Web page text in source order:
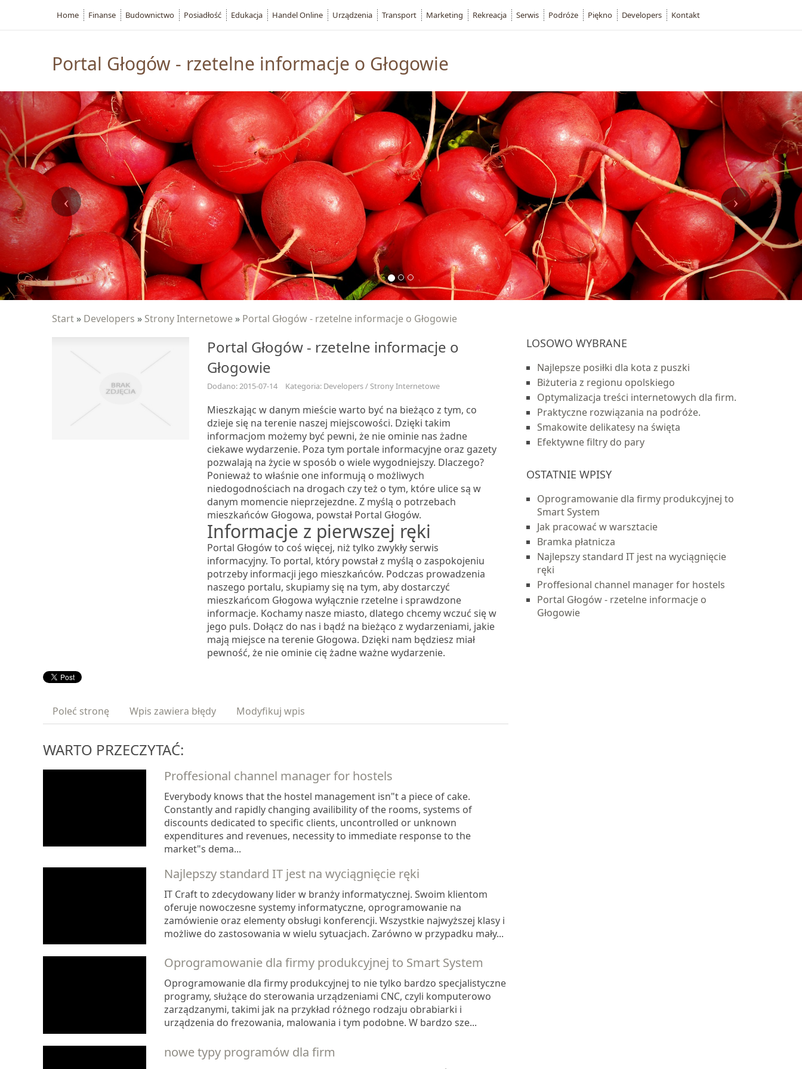
Portal Głogów - rzetelne informacje o Głogowie
Start » Developers » Strony Internetowe » Portal Głogów - rzetelne informacje o Głogowie
Portal Głogów - rzetelne informacje o
Głogowie
Dodano: 2015-07-14 Kategoria: Developers / Strony Internetowe
Mieszkając w danym mieście warto być na bieżąco z tym, co
dzieje się na terenie naszej miejscowości. Dzięki takim
informacjom możemy być pewni, że nie ominie nas żadne
ciekawe wydarzenie. Poza tym portale informacyjne oraz gazety
pozwalają na życie w sposób o wiele wygodniejszy. Dlaczego?
Ponieważ to właśnie one informują o możliwych
niedogodnościach na drogach czy też o tym, które ulice są w
danym momencie nieprzejezdne. Z myślą o potrzebach
mieszkańców Głogowa, powstał Portal Głogów.
Informacje z pierwszej ręki
Portal Głogów to coś więcej, niż tylko zwykły serwis
informacyjny. To portal, który powstał z myślą o zaspokojeniu
potrzeby informacji jego mieszkańców. Podczas prowadzenia
naszego portalu, skupiamy się na tym, aby dostarczyć
mieszkańcom Głogowa wyłącznie rzetelne i sprawdzone
informacje. Kochamy nasze miasto, dlatego chcemy wczuć się w
jego puls. Dołącz do nas i bądź na bieżąco z wydarzeniami, jakie
mają miejsce na terenie Głogowa. Dzięki nam będziesz miał
pewność, że nie ominie cię żadne ważne wydarzenie.
Poleć stronę Wpis zawiera błędy Modyfikuj wpis
WARTO PRZECZYTAĆ:
Proffesional channel manager for hostels
Everybody knows that the hostel management isn"t a piece of cake.
Constantly and rapidly changing availibility of the rooms, systems of
discounts dedicated to specific clients, uncontrolled or unknown
expenditures and revenues, necessity to immediate response to the
market"s dema...
Najlepszy standard IT jest na wyciągnięcie ręki
IT Craft to zdecydowany lider w branży informatycznej. Swoim klientom
oferuje nowoczesne systemy informatyczne, oprogramowanie na
zamówienie oraz elementy obsługi konferencji. Wszystkie najwyższej klasy i
możliwe do zastosowania w wielu sytuacjach. Zarówno w przypadku mały...
Oprogramowanie dla firmy produkcyjnej to Smart System
Oprogramowanie dla firmy produkcyjnej to nie tylko bardzo specjalistyczne
programy, służące do sterowania urządzeniami CNC, czyli komputerowo
zarządzanymi, takimi jak na przykład różnego rodzaju obrabiarki i
urządzenia do frezowania, malowania i tym podobne. W bardzo sze...
nowe typy programów dla firm
LOSOWO WYBRANE
Najlepsze posiłki dla kota z puszki
Biżuteria z regionu opolskiego
Optymalizacja treści internetowych dla firm.
Praktyczne rozwiązania na podróże.
Smakowite delikatesy na święta
Efektywne filtry do pary
OSTATNIE WPISY
Oprogramowanie dla firmy produkcyjnej to
Smart System
Jak pracować w warsztacie
Bramka płatnicza
Najlepszy standard IT jest na wyciągnięcie
ręki
Proffesional channel manager for hostels
Portal Głogów - rzetelne informacje o
Głogowie
Home Finanse Budownictwo Posiadłość Edukacja Handel Online Urządzenia Transport Marketing Rekreacja Serwis Podróże Piękno Developers Kontakt